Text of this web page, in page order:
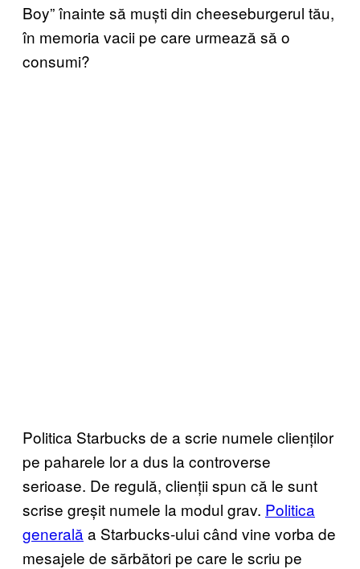
Boy” înainte să muști din cheeseburgerul tău,
în memoria vacii pe care urmează să o
consumi?
Politica Starbucks de a scrie numele clienților
pe paharele lor a dus la controverse
serioase. De regulă, clienții spun că le sunt
scrise greșit numele la modul grav. Politica
generală a Starbucks-ului când vine vorba de
mesajele de sărbători pe care le scriu pe